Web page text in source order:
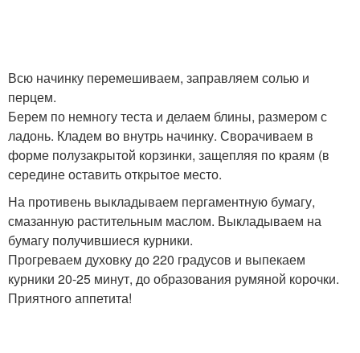
Всю начинку перемешиваем, заправляем солью и
перцем.
Берем по немногу теста и делаем блины, размером с
ладонь. Кладем во внутрь начинку. Сворачиваем в
форме полузакрытой корзинки, защепляя по краям (в
середине оставить открытое место.
На противень выкладываем пергаментную бумагу,
смазанную растительным маслом. Выкладываем на
бумагу получившиеся курники.
Прогреваем духовку до 220 градусов и выпекаем
курники 20-25 минут, до образования румяной корочки.
Приятного аппетита!